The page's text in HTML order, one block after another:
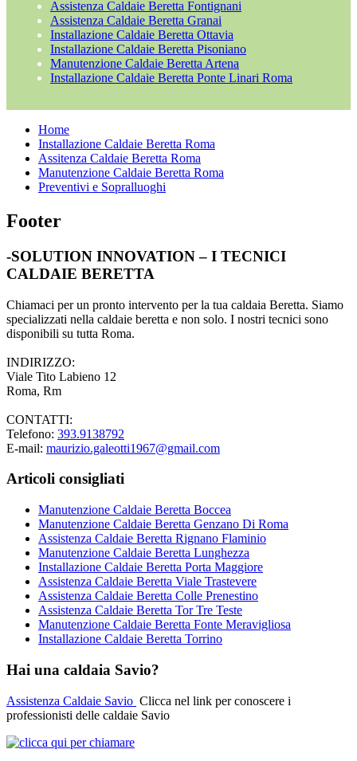
Assistenza Caldaie Beretta Fontignani
Assistenza Caldaie Beretta Granai
Installazione Caldaie Beretta Ottavia
Installazione Caldaie Beretta Pisoniano
Manutenzione Caldaie Beretta Artena
Installazione Caldaie Beretta Ponte Linari Roma
Home
Installazione Caldaie Beretta Roma
Assitenza Caldaie Beretta Roma
Manutenzione Caldaie Beretta Roma
Preventivi e Sopralluoghi
Footer
-SOLUTION INNOVATION – I TECNICI
CALDAIE BERETTA
Chiamaci per un pronto intervento per la tua caldaia Beretta. Siamo
specializzati nella caldaie beretta e non solo. I nostri tecnici sono
disponibili su tutta Roma.
INDIRIZZO:
Viale Tito Labieno 12
Roma, Rm
CONTATTI:
Telefono: 393.9138792
E-mail: maurizio.galeotti1967@gmail.com
Articoli consigliati
Manutenzione Caldaie Beretta Boccea
Manutenzione Caldaie Beretta Genzano Di Roma
Assistenza Caldaie Beretta Rignano Flaminio
Manutenzione Caldaie Beretta Lunghezza
Installazione Caldaie Beretta Porta Maggiore
Assistenza Caldaie Beretta Viale Trastevere
Assistenza Caldaie Beretta Colle Prenestino
Assistenza Caldaie Beretta Tor Tre Teste
Manutenzione Caldaie Beretta Fonte Meravigliosa
Installazione Caldaie Beretta Torrino
Hai una caldaia Savio?
Assistenza Caldaie Savio Clicca nel link per conoscere i
professionisti delle caldaie Savio